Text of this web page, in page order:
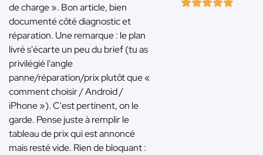
de charge ». Bon article, bien
documenté côté diagnostic et
réparation. Une remarque : le plan
livré s'écarte un peu du brief (tu as
privilégié l'angle
panne/réparation/prix plutôt que «
comment choisir / Android /
iPhone »). C'est pertinent, on le
garde. Pense juste à remplir le
tableau de prix qui est annoncé
mais resté vide. Rien de bloquant :